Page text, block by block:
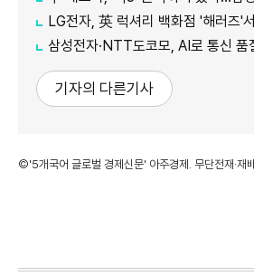
LG전자, 英 럭셔리 백화점 '해러즈'서 차세대 무
삼성전자·NTT도코모, AI로 통신 품질 예측
기자의 다른기사
©'5개국어 글로벌 경제신문' 아주경제. 무단전재·재